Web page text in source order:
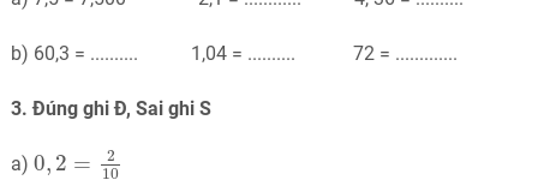
b) 60,3 = .......... 1,04 = .......... 72 = .............
3. Đúng ghi Đ, Sai ghi S
a) 0, 2 =
2
10
0 2 10